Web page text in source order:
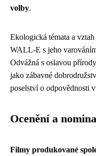
volby.
Ekologická témata a
WALL-E s jeho
Odvážná s oslavou
jako zábavné
poselství o odpovědnosti
Ocenění a
Filmy produkované